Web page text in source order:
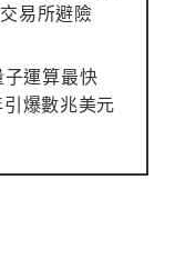
易所避險
運算最快
爆數兆美元